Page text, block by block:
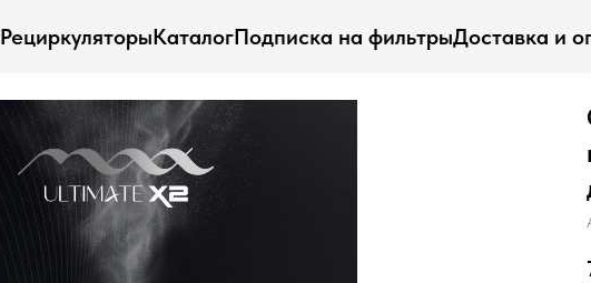
РециркуляторыКаталогПодписка на фильтрыДоставка и